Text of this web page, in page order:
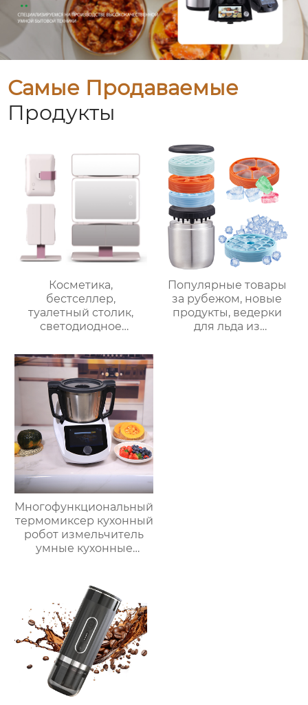
Самые Продаваемые
Продукты
Косметика,
бестселлер,
туалетный столик,
светодиодное
зеркало для макияжа,
тройное
увеличительное
зеркало для макияжа
с подсветкой
Популярные товары
за рубежом, новые
продукты, ведерки
для льда из
Многофункциональный
термомиксер кухонный
робот измельчитель
умные кухонные
для продажи с
мясорубкой и Wi-Fi